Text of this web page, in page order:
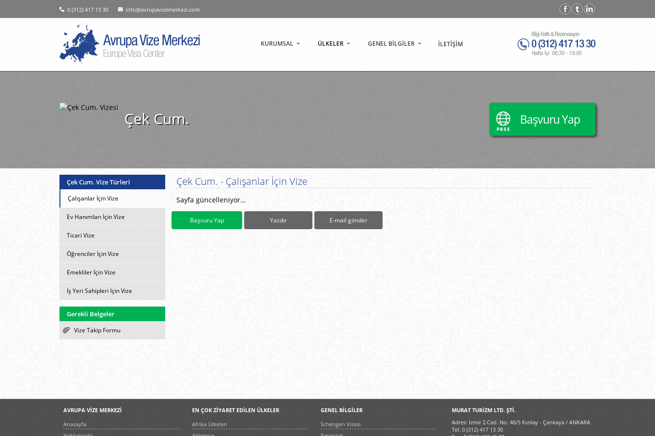
0 (312) 417 13 30 info@avrupavizemerkezi.com
KURUMSAL ÜLKELER GENEL BİLGİLER İLETİŞİM
Çek Cum. Başvuru Yap
Çek Cum. Vize Türleri
Çalışanlar İçin Vize
Ev Hanımları İçin Vize
Ticari Vize
Öğrenciler İçin Vize
Emekliler İçin Vize
İş Yeri Sahipleri İçin Vize
Gerekli Belgeler
Vize Takip Formu
Çek Cum. - Çalışanlar İçin Vize
Sayfa güncelleniyor...
Başvuru Yap Yazdır E-mail gönder
AVRUPA VİZE MERKEZİ
Anasayfa
EN ÇOK ZİYARET EDİLEN ÜLKELER
Afrika Ülkeleri
GENEL BİLGİLER
Schengen Vizesi
MURAT TURİZM LTD. ŞTİ.
Adres: İzmir 2.Cad. No: 46/5 Kızılay - Çankaya / ANKARA
Tel: 0 (312) 417 13 30